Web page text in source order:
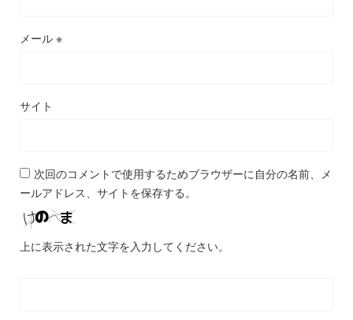
メール ※
サイト
次回のコメントで使用するためブラウザーに自分の名前、メ
ールアドレス、サイトを保存する。
上に表示された文字を入力してください。